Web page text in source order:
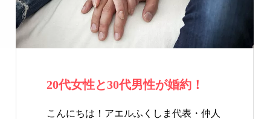
20代女性と30代男性が婚約！
こんにちは！アエルふくしま代表・仲人